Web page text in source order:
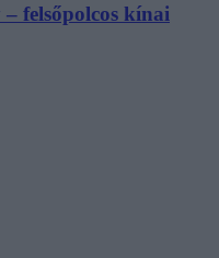
felsőpolcos kínai